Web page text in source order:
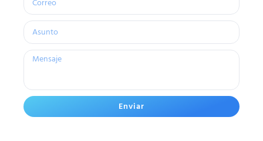
Enviar